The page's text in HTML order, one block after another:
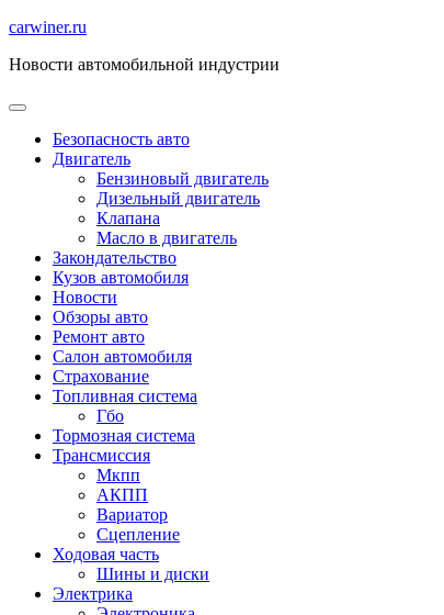
Перейти
содержимому
carwiner.ru
Новости автомобильной индустрии
Безопасность авто
Двигатель
Бензиновый двигатель
Дизельный двигатель
Клапана
Масло в двигатель
Закондательство
Кузов автомобиля
Новости
Обзоры авто
Ремонт авто
Салон автомобиля
Страхование
Топливная система
Гбо
Тормозная система
Трансмиссия
Мкпп
АКПП
Вариатор
Сцепление
Ходовая часть
Шины и диски
Электрика